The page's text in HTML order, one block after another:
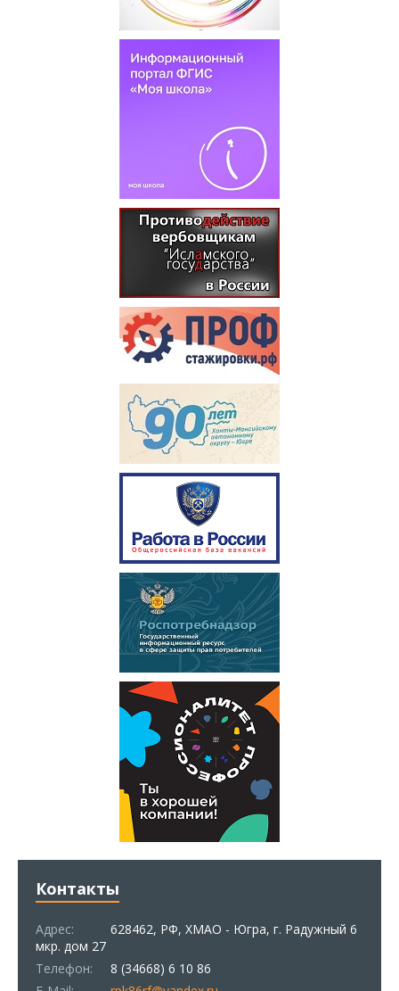
Контакты
Адрес:
628462, РФ, ХМАО - Югра, г. Радужный 6
мкр. дом 27
Телефон:
8 (34668) 6 10 86